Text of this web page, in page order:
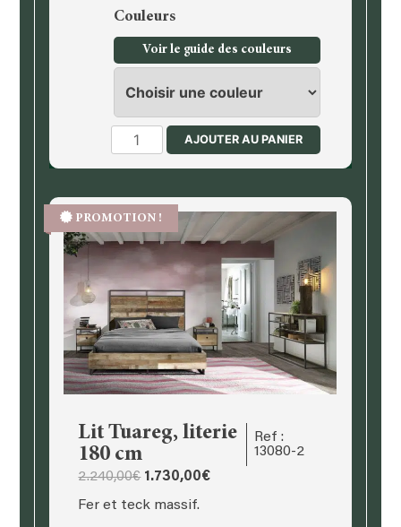
Couleurs
Voir le guide des couleurs
quantité
de
Tuareg
AJOUTER AU PANIER
PROMOTION !
Lit Tuareg, literie
180 cm
Ref :
13080-2
2.240,00€ Le
prix
1.730,00€Le
Fer et teck massif.